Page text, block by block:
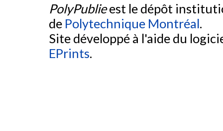
PolyPublieest le dépôt
de Polytechnique Montréal.
Site développé à l'aide du
EPrints.